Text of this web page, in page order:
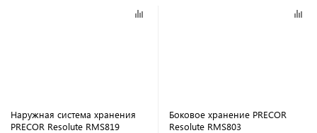
Наружная система хранения
PRECOR Resolute RMS819
Боковое хранение PRECOR
Resolute RMS803